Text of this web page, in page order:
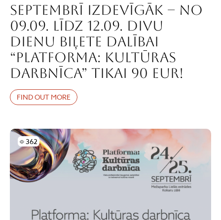
SEPTEMBRĪ IZDEVĪGĀK – no
09.09. līdz 12.09. divu
dienu biļete dalībai
“PLATFORMA: KULTŪRAS
DARBNĪCA” tikai 90 EUR!
FIND OUT MORE
362
Skatījumi